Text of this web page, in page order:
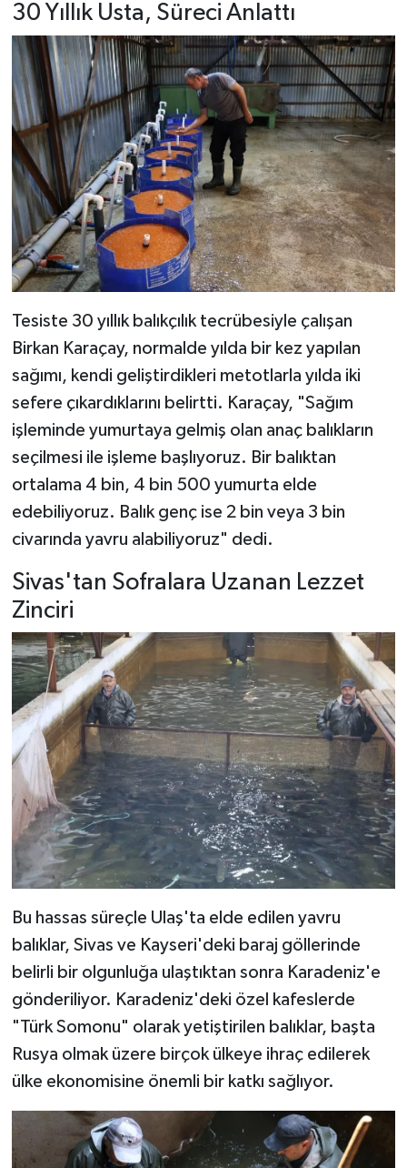
30 Yıllık Usta, Süreci Anlattı
Tesiste 30 yıllık balıkçılık tecrübesiyle çalışan
Birkan Karaçay, normalde yılda bir kez yapılan
sağımı, kendi geliştirdikleri metotlarla yılda iki
sefere çıkardıklarını belirtti. Karaçay, "Sağım
işleminde yumurtaya gelmiş olan anaç balıkların
seçilmesi ile işleme başlıyoruz. Bir balıktan
ortalama 4 bin, 4 bin 500 yumurta elde
edebiliyoruz. Balık genç ise 2 bin veya 3 bin
civarında yavru alabiliyoruz" dedi.
Sivas'tan Sofralara Uzanan Lezzet
Zinciri
Bu hassas süreçle Ulaş'ta elde edilen yavru
balıklar, Sivas ve Kayseri'deki baraj göllerinde
belirli bir olgunluğa ulaştıktan sonra Karadeniz'e
gönderiliyor. Karadeniz'deki özel kafeslerde
"Türk Somonu" olarak yetiştirilen balıklar, başta
Rusya olmak üzere birçok ülkeye ihraç edilerek
ülke ekonomisine önemli bir katkı sağlıyor.